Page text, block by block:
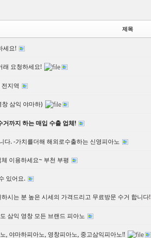
제목
세요!
래 요청하세요!
지역
삼익 야마하)
까지 하는 매입 수출 업체!
다. -가치를더해 해외로수출하는 신영피아노
이용하세요~ 부천 부평
있어요.
시는 분 높은 시세의 가격드리고 무료방문 수거 합니다!
삼익 영창 모든 브랜드 피아노
, 야마하피아노, 영창피아노, 중고삼익피아노!!